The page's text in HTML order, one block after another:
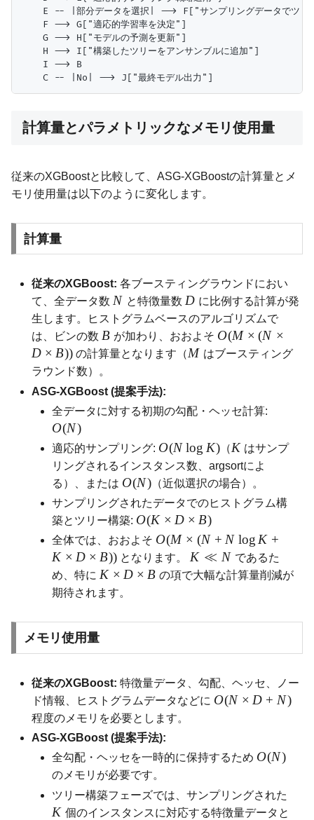
E -- |部分データを選択| --> F["サンプリングデータでツリ
    F --> G["適応的学習率を決定"]
    G --> H["モデルの予測を更新"]
    H --> I["構築したツリーをアンサンブルに追加"]
    I --> B
計算量とパラメトリックなメモリ使用量
従来のXGBoostと比較して、ASG-XGBoostの計算量とメ
モリ使用量は以下のように変化します。
計算量
従来のXGBoost: 各ブースティングラウンドにおい
て、全データ数N と特徴量数D に比例する計算が発
生します。ヒストグラムベースのアルゴリズムで
は、ビンの数B が加わり、おおよそ O(M × (N ×
D × B)) の計算量となります（M はブースティング
ラウンド数）。
ASG-XGBoost (提案手法):
全データに対する初期の勾配・ヘッセ計算:
O(N)
適応的サンプリング: O(N log K) （K はサンプ
リングされるインスタンス数、argsortによ
る）、または O(N) （近似選択の場合）。
サンプリングされたデータでのヒストグラム構
築とツリー構築: O(K × D × B)
全体では、おおよそ O(M × (N + N logK +
K × D × B)) となります。K ≪ N であるた
め、特にK × D × B の項で大幅な計算量削減が
期待されます。
メモリ使用量
従来のXGBoost: 特徴量データ、勾配、ヘッセ、ノー
ド情報、ヒストグラムデータなどに O(N × D + N)
程度のメモリを必要とします。
ASG-XGBoost (提案手法):
全勾配・ヘッセを一時的に保持するため O(N)
のメモリが必要です。
ツリー構築フェーズでは、サンプリングされた
K 個のインスタンスに対応する特徴量データと